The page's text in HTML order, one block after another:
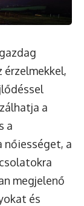
érzelmekkel,
a
a
nőiességet, a
megjelenő
és